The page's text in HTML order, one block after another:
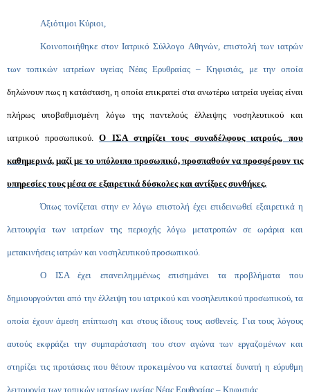
Αξιότιμοι Κύριοι,
Κοινοποιήθηκε στον Ιατρικό Σύλλογο Αθηνών, επιστολή των ιατρών
των τοπικών ιατρείων υγείας Νέας Ερυθραίας – Κηφισιάς, με την οποία
δηλώνουν πως η κατάσταση, η οποία επικρατεί στα ανωτέρω ιατρεία υγείας είναι
πλήρως υποβαθμισμένη λόγω της παντελούς έλλειψης νοσηλευτικού και
ιατρικού προσωπικού.Ο ΙΣΑ στηρίζει τους συναδέλφους ιατρούς, που
καθημερινά, μαζί με το υπόλοιπο προσωπικό, προσπαθούν να προσφέρουν τις
υπηρεσίες τους μέσα σε εξαιρετικά δύσκολες και αντίξοες συνθήκες.
Όπως τονίζεται στην εν λόγω επιστολή έχει επιδεινωθεί εξαιρετικά η
λειτουργία των ιατρείων της περιοχής λόγω μετατροπών σε ωράρια και
μετακινήσεις ιατρών και νοσηλευτικού προσωπικού.
Ο ΙΣΑ έχει επανειλημμένως επισημάνει τα προβλήματα που
δημιουργούνται από την έλλειψη του ιατρικού και νοσηλευτικού προσωπικού, τα
οποία έχουν άμεση επίπτωση και στους ίδιους τους ασθενείς. Για τους λόγους
αυτούς εκφράζει την συμπαράσταση του στον αγώνα των εργαζομένων και
στηρίζει τις προτάσεις που θέτουν προκειμένου να καταστεί δυνατή η εύρυθμη
λειτουργία των τοπικών ιατρείων υγείας Νέας Ερυθραίας – Κηφισιάς.